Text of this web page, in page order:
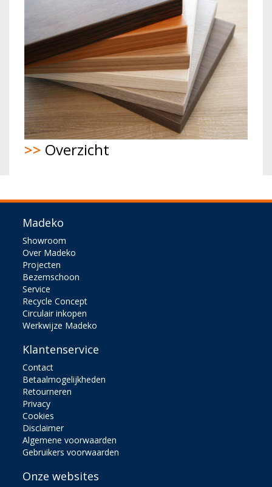
>> Overzicht
Madeko
Showroom
Over Madeko
Projecten
Bezemschoon
Service
Recycle Concept
Circulair inkopen
Werkwijze Madeko
Klantenservice
Contact
Betaalmogelijkheden
Retourneren
Privacy
Cookies
Disclaimer
Algemene voorwaarden
Gebruikers voorwaarden
Onze websites